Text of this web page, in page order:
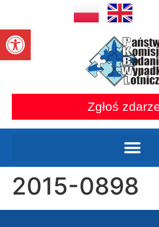
Otwórz pasek narzędzi
Zgłoś
2015-0898